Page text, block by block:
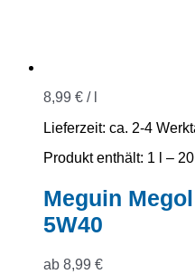
8,99 € /
Lieferzeit: ca. 2-4
Produkt enthält: 1
– 20
Meguin
5W40
ab 8,99 €